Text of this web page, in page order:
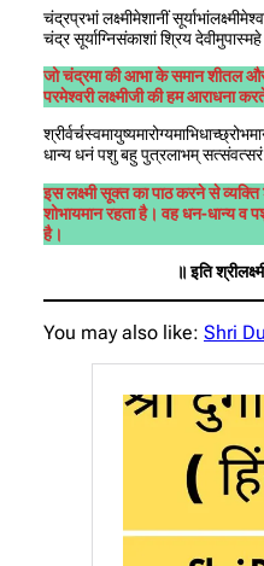
चंद्रप्रभां लक्ष्मीमेशानीं
चंद्र सूर्याग्निसंकाशां श्रिय
जो चंद्रमा की आभा के समान शीतल
परमेश्वरी लक्ष्मीजी की हम आराधना
धान्य धनं पशु बहु पुत्रलाभम्‌ सत्संवत्सरं
इस लक्ष्मी सूक्त का पाठ करने से
शोभायमान रहता है। वह धन-धान्य व
है।
॥ इति
You may also like: Shri